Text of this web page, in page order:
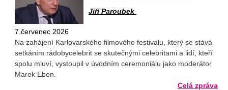
Jiří Paroubek
7.červenec 2026
Na zahájení Karlovarského filmového festivalu, který se stává
setkáním rádobycelebrit se skutečnými celebritami a lidí, kteří
spolu mluví, vystoupil v úvodním ceremoniálu jako moderátor
Marek Eben.
Celá zpráva